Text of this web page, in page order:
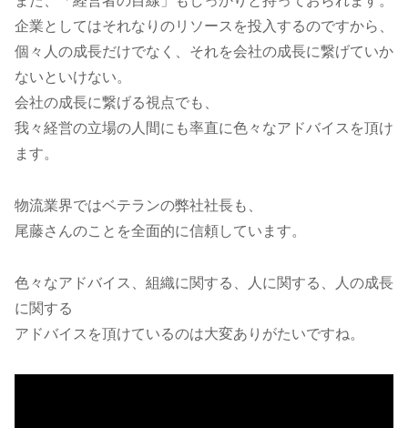
企業としてはそれなりのリソースを投入するのですから、
個々人の成長だけでなく、それを会社の成長に繋げていか
ないといけない。
会社の成長に繋げる視点でも、
我々経営の立場の人間にも率直に色々なアドバイスを頂け
ます。
物流業界ではベテランの弊社社長も、
尾藤さんのことを全面的に信頼しています。
色々なアドバイス、組織に関する、人に関する、人の成長
に関する
アドバイスを頂けているのは大変ありがたいですね。